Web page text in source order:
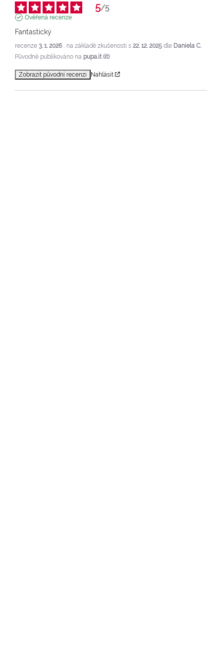
5/5
Ověřená recenze
Fantastický
recenze 3. 1. 2026 , na základě zkušenosti s 22. 12. 2025 dle Daniela C.
Původně publikováno na pupa.it (it)
Zobrazit původní recenzi Nahlásit